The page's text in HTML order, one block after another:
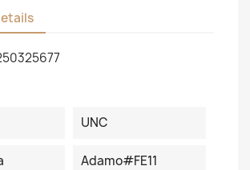
UNC
Adamo#FE11